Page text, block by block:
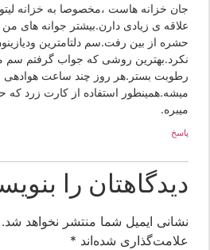
خزانه هاست ،مخصوصا به خزانه لیتوپس
ی زیادی دارن.بیشتر جوانه های من در
از بین رفت.سم دلتامترین ودیازینون هم
روشی که جواب گرفتم سم
بستر.هر روز چند ساعت هوادهی باعث
استفاده از کارت زرد که حشره
را بنویسید
ایمیل شما منتشر نخواهد شد.
شده‌اند*